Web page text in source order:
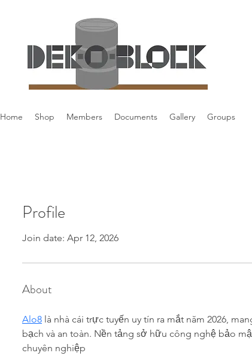
Home Shop Members Documents Gallery Groups
Profile
Join date: Apr 12, 2026
About
Alo8 là nhà cái trực tuyến uy tín ra mắt năm 2026,
bạch và an toàn. Nền tảng sở hữu công nghệ bảo
chuyên nghiệp